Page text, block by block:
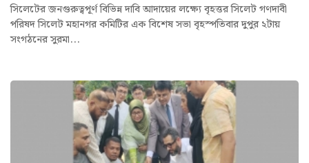
সিলেটের জনগুরুত্বপূর্ণ বিভিন্ন দাবি আদায়ের লক্ষ্যে বৃহত্তর সিলেট গণদাবী
পরিষদ সিলেট মহানগর কমিটির এক বিশেষ সভা বৃহস্পতিবার দুপুর ২টায়
সংগঠনের সুরমা...